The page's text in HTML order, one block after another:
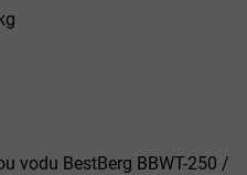
vodu BestBerg BBWT-250 /